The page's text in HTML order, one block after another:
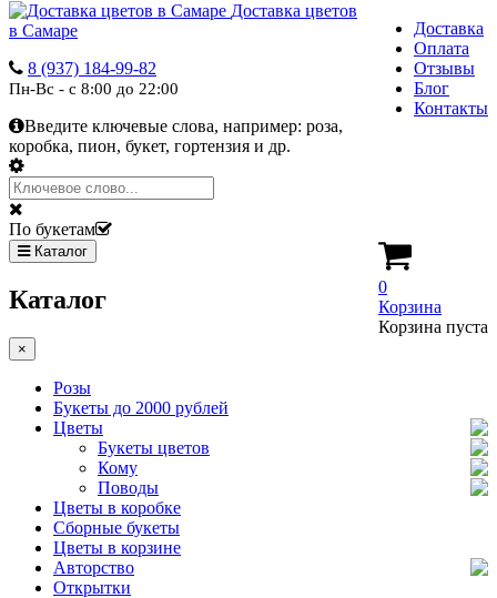
Доставка
Оплата
Отзывы
Блог
Контакты
Доставка цветов
в Самаре
8 (937) 184-99-82
Пн-Вс - с 8:00 до 22:00
Введите ключевые слова, например: роза,
коробка, пион, букет, гортензия и др.
По букетам
0
Корзина
Корзина пуста
Каталог
Каталог
×
Розы
Букеты до 2000 рублей
Цветы
Букеты цветов
Кому
Поводы
Цветы в коробке
Сборные букеты
Цветы в корзине
Авторство
Открытки